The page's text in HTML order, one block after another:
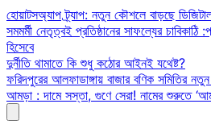
Skip
to
content
হোয়াটসঅ্যাপ ট্র্যাপ: নতুন কৌশলে বাড়ছে
সমমর্মী নেতৃত্বই প্রতিষ্ঠানের সাফল্যের চাবিকাঠি
হিসেবে
দুর্নীতি থামাতে কি শুধু কঠোর আইনই যথেষ্ট?
ফরিদপুরের আলফাডাঙ্গায় বাজার বণিক সমিতির
আমড়া : দামে সস্তা, গুণে সেরা! নামের শুরুতে